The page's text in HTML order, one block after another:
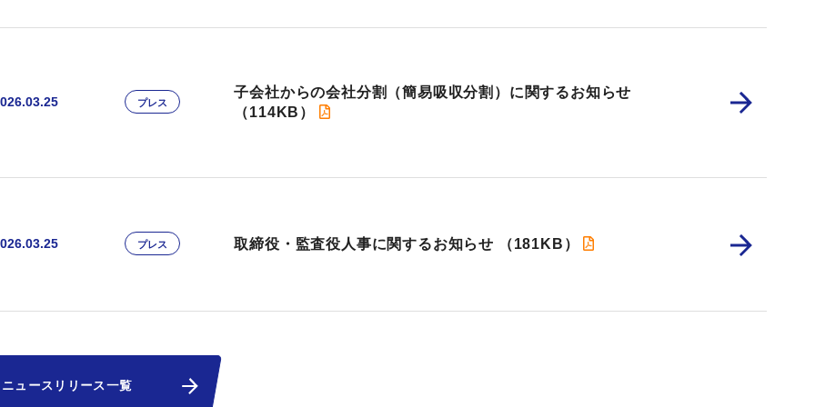
プレス
子会社からの会社分割（簡易吸収分割）に関するお知らせ
（114KB）
プレス 取締役・監査役人事に関するお知らせ （181KB）
ニュースリリース一覧